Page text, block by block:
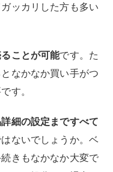
ッカリした方も多い
ことが可能です。た
なかなか買い手がつ
す。
細の設定まですべて
はないでしょうか。ベ
きもなかなか大変で